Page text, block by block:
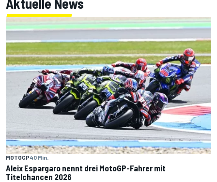
MOTOGP40 Min.
Aleix Espargaro nennt drei MotoGP-Fahrer mit
Titelchancen 2026